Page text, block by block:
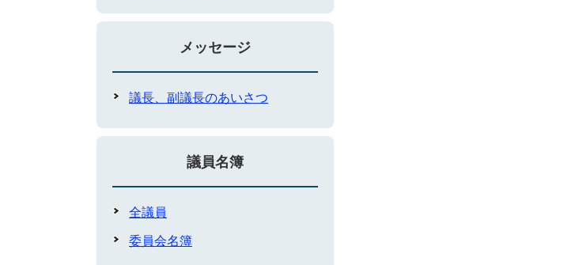
メッセージ
議長、副議長のあいさつ
議員名簿
全議員
委員会名簿